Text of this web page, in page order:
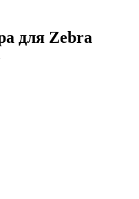
для Zebra